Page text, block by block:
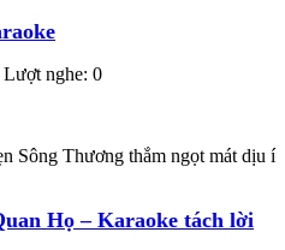
Lượt nghe: 0
Sông Thương thắm ngọt mát dịu í
Họ – Karaoke tách lời